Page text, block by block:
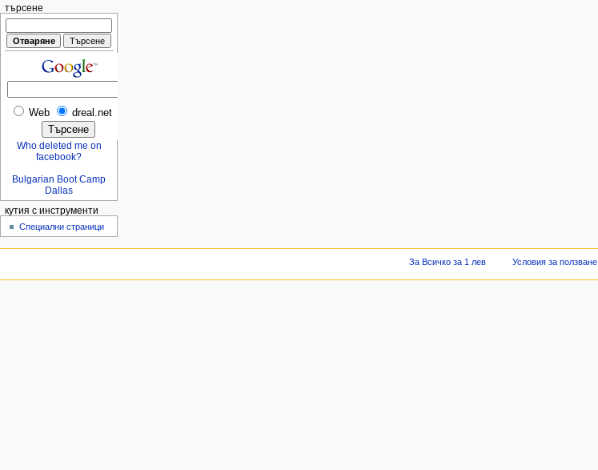
търсене
Web dreal.net
Who deleted me on
facebook?
Bulgarian Boot Camp
Dallas
кутия с инструменти
Специални страници
За Всичко за 1 лев Условия за ползване